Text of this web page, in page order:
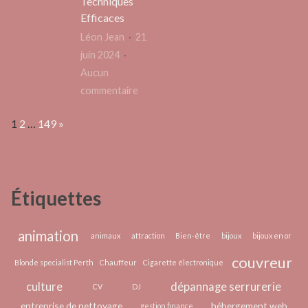
objet
Efficaces
Léon Jean
21
juin 2024
Aucun
commentaire
Efficaces
Page:
1 2 … 149 Next
»
Étiquettes
animation animaux attraction Bien-être bijoux bijoux en or
Blonde specialist Perth Chauffeur Cigarette électronique couvreur
culture CV DJ dépannage serrurerie
entreprise de nettoyage gestion finance hébergement web